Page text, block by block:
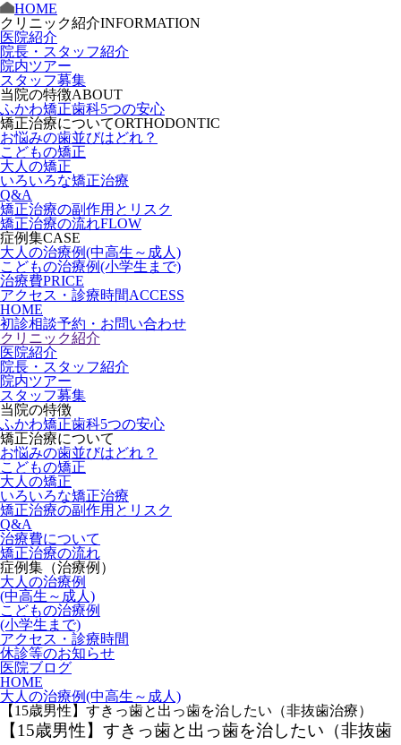
HOME
クリニック紹介INFORMATION
医院紹介
院長・スタッフ紹介
院内ツアー
スタッフ募集
当院の特徴ABOUT
ふかわ矯正歯科5つの安心
矯正治療についてORTHODONTIC
お悩みの歯並びはどれ？
こどもの矯正
大人の矯正
いろいろな矯正治療
Q&A
矯正治療の副作用とリスク
矯正治療の流れFLOW
症例集CASE
大人の治療例(中高生～成人)
こどもの治療例(小学生まで)
治療費PRICE
アクセス・診療時間ACCESS
HOME
初診相談予約・お問い合わせ
クリニック紹介
医院紹介
院長・スタッフ紹介
院内ツアー
スタッフ募集
当院の特徴
ふかわ矯正歯科5つの安心
矯正治療について
お悩みの歯並びはどれ？
こどもの矯正
大人の矯正
いろいろな矯正治療
矯正治療の副作用とリスク
Q&A
治療費について
矯正治療の流れ
症例集（治療例）
大人の治療例
(中高生～成人)
こどもの治療例
(小学生まで)
アクセス・診療時間
休診等のお知らせ
医院ブログ
HOME
大人の治療例(中高生～成人)
【15歳男性】すきっ歯と出っ歯を治したい（非抜歯治療）
【15歳男性】すきっ歯と出っ歯を治したい（非抜歯